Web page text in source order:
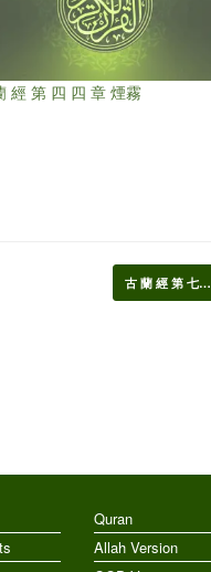
經 第 四 四 章 煙霧
古 蘭 經 第 七…
Quran
Allah Version